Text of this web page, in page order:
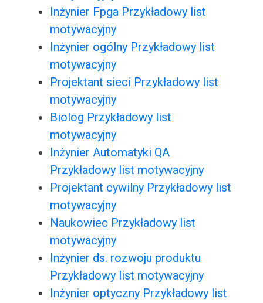
Inżynier Fpga Przykładowy list
motywacyjny
Inżynier ogólny Przykładowy list
motywacyjny
Projektant sieci Przykładowy list
motywacyjny
Biolog Przykładowy list
motywacyjny
Inżynier Automatyki QA
Przykładowy list motywacyjny
Projektant cywilny Przykładowy list
motywacyjny
Naukowiec Przykładowy list
motywacyjny
Inżynier ds. rozwoju produktu
Przykładowy list motywacyjny
Inżynier optyczny Przykładowy list